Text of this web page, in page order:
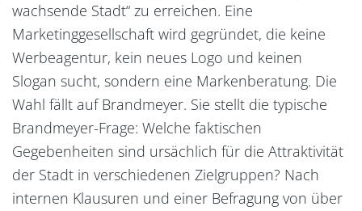
wachsende Stadt“ zu erreichen. Eine
Marketinggesellschaft wird gegründet, die keine
Werbeagentur, kein neues Logo und keinen
Slogan sucht, sondern eine Markenberatung. Die
Wahl fällt auf Brandmeyer. Sie stellt die typische
Brandmeyer-Frage: Welche faktischen
Gegebenheiten sind ursächlich für die Attraktivität
der Stadt in verschiedenen Zielgruppen? Nach
internen Klausuren und einer Befragung von über